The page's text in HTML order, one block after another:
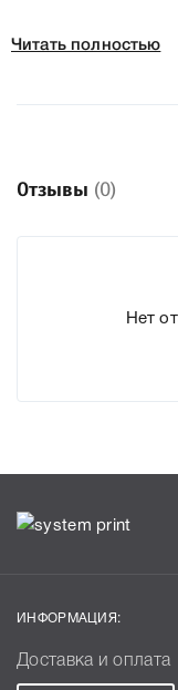
Читать полностью
Отзывы (0)
Нет
ИНФОРМАЦИЯ:
Доставка и оплата